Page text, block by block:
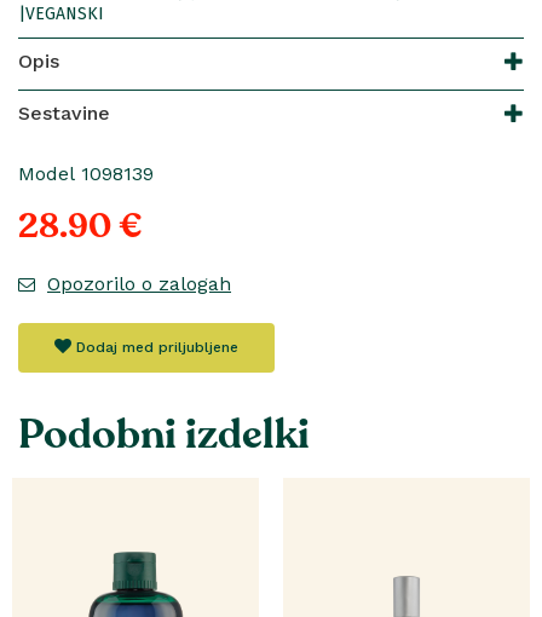
|VEGANSKI
Opis
Sestavine
Model 1098139
28.90 €
Opozorilo o zalogah
Dodaj med priljubljene
Podobni izdelki